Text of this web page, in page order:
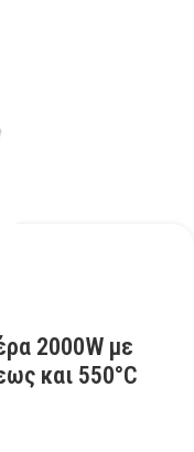
2000W με
και 550°C